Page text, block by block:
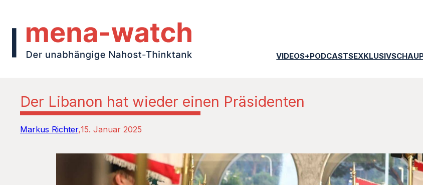
VIDEOS+PODCASTSEXKLUSIV
Der Libanon hat wieder einen Präsidenten
Markus Richter 15. Januar 2025